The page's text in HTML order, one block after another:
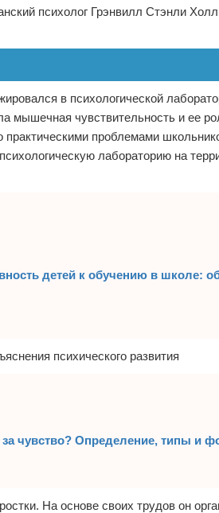
психолог Грэнвилл Стэнли
в психологической
мышечная чувствительность и ее
практическими проблемами
лабораторию на
детей к обучению в школе:
за чувство? Определение, типы и
На основе своих трудов он